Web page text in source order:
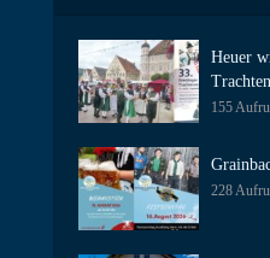
Heuer
155
228